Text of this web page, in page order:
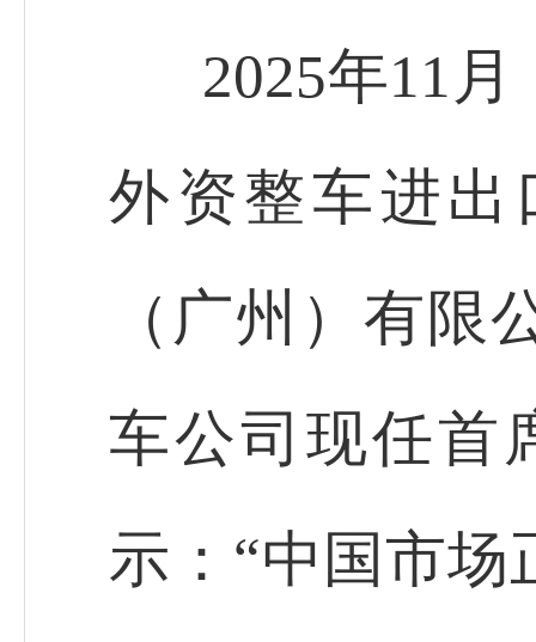
2025年11
外资整车进
（广州）有限
车公司现任首
示：“中国市